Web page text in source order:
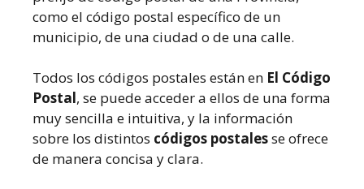
como el código postal específico de un
municipio, de una ciudad o de una calle.
Todos los códigos postales están en El Código
Postal, se puede acceder a ellos de una forma
muy sencilla e intuitiva, y la información
sobre los distintos códigos postalesse ofrece
de manera concisa y clara.